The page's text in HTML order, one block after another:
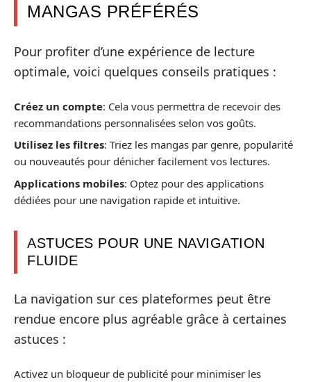
MANGAS PRÉFÉRÉS
Pour profiter d’une expérience de lecture
optimale, voici quelques conseils pratiques :
Créez un compte: Cela vous permettra de recevoir des
recommandations personnalisées selon vos goûts.
Utilisez les filtres: Triez les mangas par genre, popularité
ou nouveautés pour dénicher facilement vos lectures.
Applications mobiles: Optez pour des applications
dédiées pour une navigation rapide et intuitive.
ASTUCES POUR UNE NAVIGATION
FLUIDE
La navigation sur ces plateformes peut être
rendue encore plus agréable grâce à certaines
astuces :
Activez un bloqueur de publicité pour minimiser les